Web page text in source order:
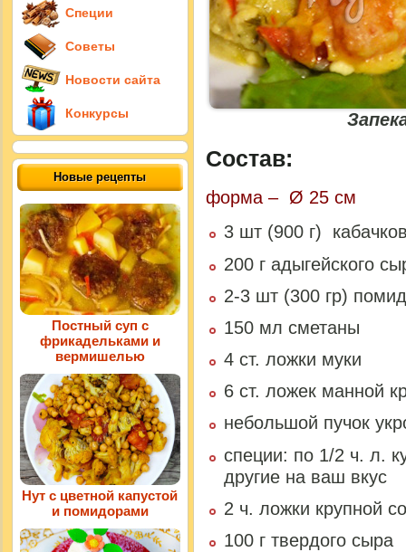
Состав:
форма – Ø 25 см
3 шт (900 г)
200 г адыгейского
2-3 шт (300 гр)
150 мл сметаны
4 ст. ложки муки
6 ст. ложек манной
небольшой пучок
специи: по 1/2 ч. л.
другие на ваш вкус
2 ч. ложки крупной
100 г твердого сыра
Специи
Советы
Новости сайта
Конкурсы
Новые рецепты
Постный суп с
фрикадельками и
вермишелью
Нут с цветной капустой
и помидорами